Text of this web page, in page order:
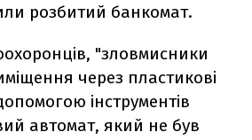
розбитий банкомат.
"зловмисники
через пластикові
інструментів
автомат, який не був